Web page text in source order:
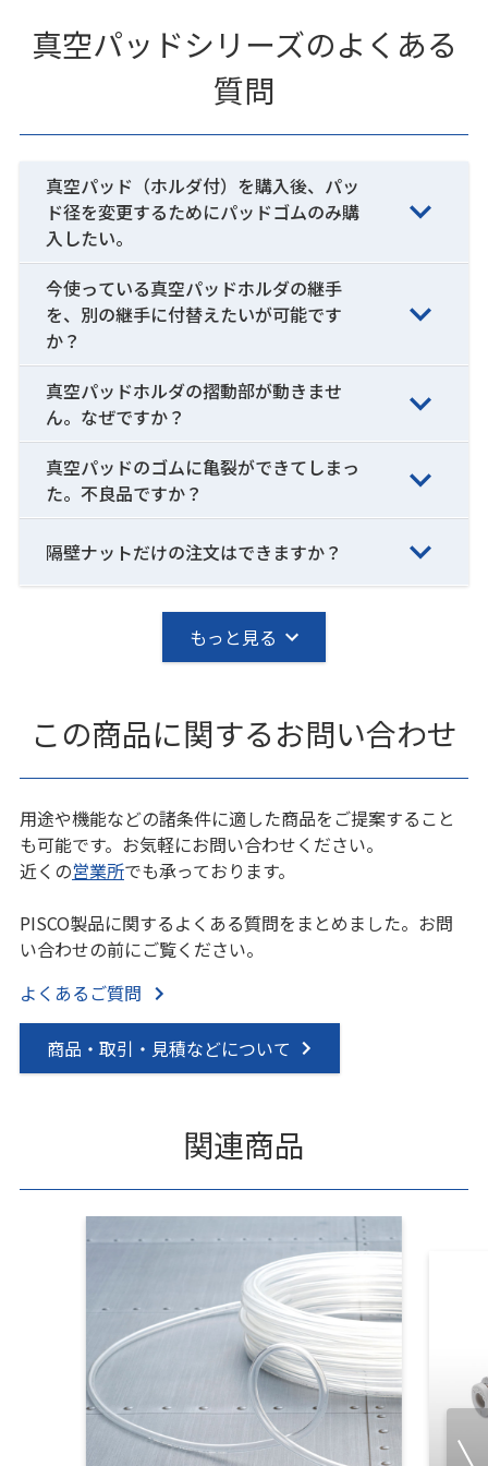
真空パッドシリーズのよくある
質問
真空パッド（ホルダ付）を購入後、パッ
ド径を変更するためにパッドゴムのみ購
入したい。
今使っている真空パッドホルダの継手
を、別の継手に付替えたいが可能です
か？
真空パッドホルダの摺動部が動きませ
ん。なぜですか？
真空パッドのゴムに亀裂ができてしまっ
た。不良品ですか？
隔壁ナットだけの注文はできますか？
もっと見る
この商品に関するお問い合わせ
用途や機能などの諸条件に適した商品をご提案すること
も可能です。お気軽にお問い合わせください。
近くの営業所でも承っております。
PISCO製品に関するよくある質問をまとめました。お問
い合わせの前にご覧ください。
よくあるご質問
商品・取引・見積などについて
関連商品